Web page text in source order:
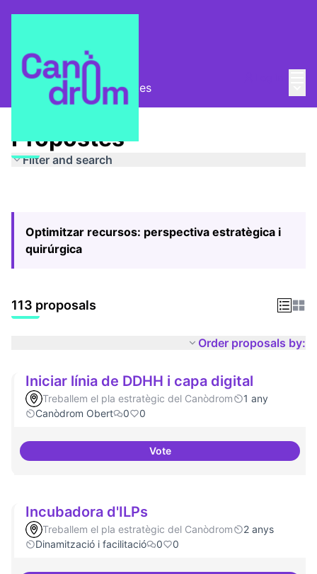
Pla Estratègic Propostes
Propostes
Filter and search
Optimitzar recursos: perspectiva estratègica i
quirúrgica
113 proposals
Order proposals by:
Iniciar línia de DDHH i capa digital
Treballem el pla estratègic del Canòdrom
1 any
Canòdrom Obert
0 0
VoteIniciar línia de DDHH i capa
Incubadora d'ILPs
Treballem el pla estratègic del Canòdrom
2 anys
Dinamització i facilitació
0 0